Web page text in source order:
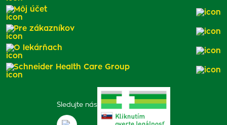
Sledujte nás
Môj účet
Pre zákazníkov
O lekárňach
Schneider Health Care Group